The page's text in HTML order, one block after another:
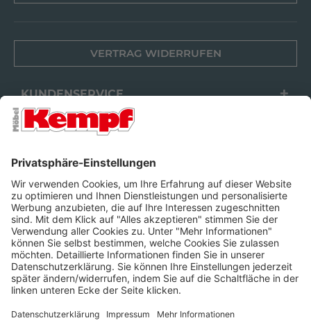
VERTRAG WIDERRUFEN
KUNDENSERVICE
FILIALEN
FOLGEN SIE UNS
Barrierefreiheit Cookie-Einstellungen Widerrufsrecht